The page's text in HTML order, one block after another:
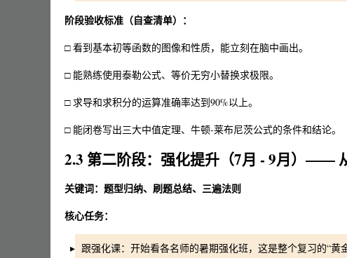
阶段验收标准（自查清单）：
□ 看到基本初等函数的图像和性质，能立刻在脑中画出。
□ 能熟练使用泰勒公式、等价无穷小替换求极限。
□ 求导和求积分的运算准确率达到90%以上。
□ 能闭卷写出三大中值定理、牛顿-莱布尼茨公式的条件和结论。
2.3 第二阶段：强化提升（7月 - 9月）——
关键词：题型归纳、刷题总结、三遍法则
核心任务：
跟强化课：开始看各名师的暑期强化班，这是整个复习的“黄